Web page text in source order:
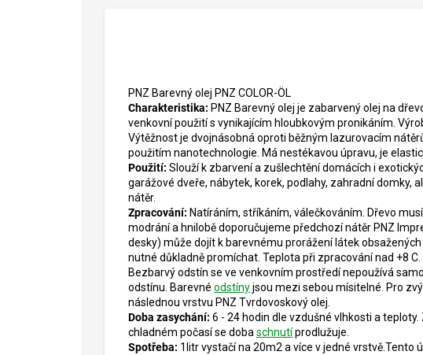
PNZ Barevný olej PNZ COLOR-ÖL
Charakteristika: PNZ Barevný olej je zabarvený olej na
venkovní použití s vynikajícím hloubkovým pronikáním.
Výtěžnost je dvojnásobná oproti běžným lazurovacím
použitím nanotechnologie. Má nestékavou úpravu, je
Použití: Slouží k zbarvení a zušlechtění domácích i
garážové dveře, nábytek, korek, podlahy, zahradní domky,
nátěr.
Zpracování: Natíráním, stříkáním, válečkováním. Dřevo
modrání a hnilobě doporučujeme předchozí nátěr PNZ
desky) může dojít k barevnému prorážení látek
nutné důkladně promíchat. Teplota při zpracování nad +8
Bezbarvý odstín se ve venkovním prostředí nepoužívá
odstínu. Barevné odstínyjsou mezi sebou mísitelné. Pro
následnou vrstvu PNZ Tvrdovoskový olej.
Doba zasychání: 6 - 24 hodin dle vzdušné vlhkosti a
chladném počasí se doba schnutíprodlužuje.
Spotřeba: 1litr vystačí na 20m2 a více v jedné vrstvě.Tento